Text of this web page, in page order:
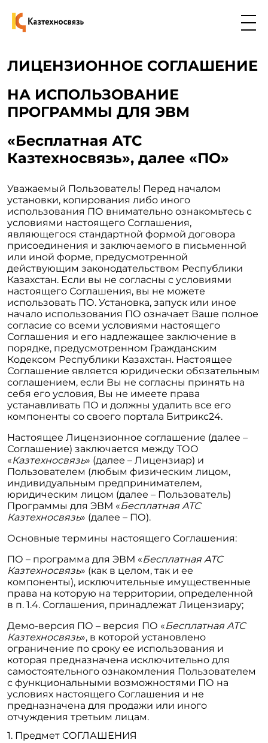
ЛИЦЕНЗИОННОЕ СОГЛАШЕНИЕ
НА ИСПОЛЬЗОВАНИЕ
ПРОГРАММЫ ДЛЯ ЭВМ
«Бесплатная АТС
Казтехносвязь», далее «ПО»
Уважаемый Пользователь! Перед началом
установки, копирования либо иного
использования ПО внимательно ознакомьтесь с
условиями настоящего Соглашения,
являющегося стандартной формой договора
присоединения и заключаемого в письменной
или иной форме, предусмотренной
действующим законодательством Республики
Казахстан. Если вы не согласны с условиями
настоящего Соглашения, вы не можете
использовать ПО. Установка, запуск или иное
начало использования ПО означает Ваше полное
согласие со всеми условиями настоящего
Соглашения и его надлежащее заключение в
порядке, предусмотренном Гражданским
Кодексом Республики Казахстан. Настоящее
Соглашение является юридически обязательным
соглашением, если Вы не согласны принять на
себя его условия, Вы не имеете права
устанавливать ПО и должны удалить все его
компоненты со своего портала Битрикс24.
Настоящее Лицензионное соглашение (далее –
Соглашение) заключается между ТОО
«Казтехносвязь» (далее – Лицензиар) и
Пользователем (любым физическим лицом,
индивидуальным предпринимателем,
юридическим лицом (далее – Пользователь)
Программы для ЭВМ «Бесплатная АТС
Казтехносвязь» (далее – ПО).
Основные термины настоящего Соглашения:
ПО – программа для ЭВМ «Бесплатная АТС
Казтехносвязь» (как в целом, так и ее
компоненты), исключительные имущественные
права на которую на территории, определенной
в п. 1.4. Соглашения, принадлежат Лицензиару;
Демо-версия ПО – версия ПО «Бесплатная АТС
Казтехносвязь», в которой установлено
ограничение по сроку ее использования и
которая предназначена исключительно для
самостоятельного ознакомления Пользователем
с функциональными возможностями ПО на
условиях настоящего Соглашения и не
предназначена для продажи или иного
отчуждения третьим лицам.
Предмет СОГЛАШЕНИЯ